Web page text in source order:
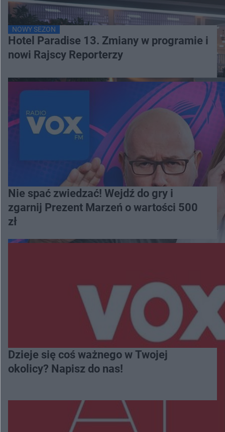
NOWY SEZON
Hotel Paradise 13. Zmiany w programie i
nowi Rajscy Reporterzy
Nie spać zwiedzać! Wejdź do gry i
zgarnij Prezent Marzeń o wartości 500
zł
Dzieje się coś ważnego w Twojej
okolicy? Napisz do nas!
Więcej